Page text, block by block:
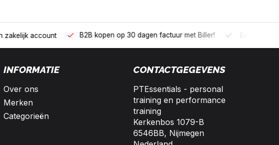
B2B kopen op 30 dagen factuur met Biller! Bereikbaar per
INFORMATIE
Over ons
Merken
Categorieën
CONTACTGEGEVENS
PTEssentials - personal
training en performance
training
Kerkenbos 1079-B
6546BB, Nijmegen